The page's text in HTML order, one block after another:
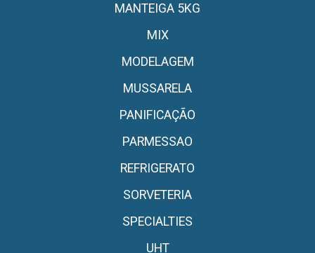
MANTEIGA 5KG
MIX
MODELAGEM
MUSSARELA
PANIFICAÇÃO
PARMESSAO
REFRIGERATO
SORVETERIA
SPECIALTIES
UHT